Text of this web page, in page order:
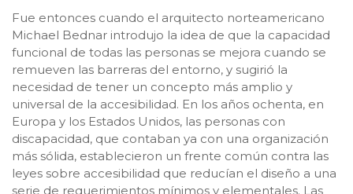
Fue entonces cuando el arquitecto norteamericano
Michael Bednar introdujo la idea de que la capacidad
funcional de todas las personas se mejora cuando se
remueven las barreras del entorno, y sugirió la
necesidad de tener un concepto más amplio y
universal de la accesibilidad. En los años ochenta, en
Europa y los Estados Unidos, las personas con
discapacidad, que contaban ya con una organización
más sólida, establecieron un frente común contra las
leyes sobre accesibilidad que reducían el diseño a una
serie de requerimientos mínimos y elementales. Las